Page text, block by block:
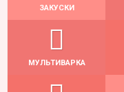
ЗАКУСКИ
МУЛЬТИВАРКА